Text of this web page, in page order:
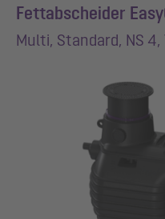
Fettabscheider
Multi, Standard, NS